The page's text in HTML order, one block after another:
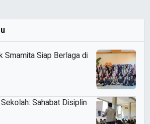
Smamita Siap Berlaga di
Sahabat Disiplin